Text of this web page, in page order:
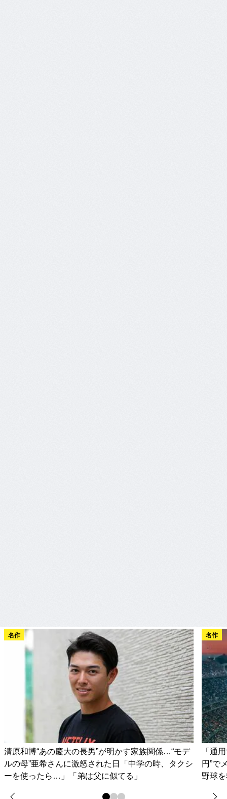
名作
清原和博“あの慶大の長男”が明かす家族関係…“モデ
ルの母”亜希さんに激怒された日「中学の時、タクシ
ーを使ったら…」「弟は父に似てる」
名作
「通
円”で
野球